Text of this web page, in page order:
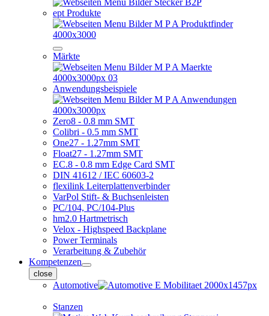
ept Produkte
Märkte
Anwendungsbeispiele
Zero8 - 0.8 mm SMT
Colibri - 0.5 mm SMT
One27 - 1.27mm SMT
Float27 - 1.27mm SMT
EC.8 - 0.8 mm Edge Card SMT
DIN 41612 / IEC 60603-2
flexilink Leiterplattenverbinder
VarPol Stift- & Buchsenleisten
PC/104, PC/104-Plus
hm2.0 Hartmetrisch
Velox - Highspeed Backplane
Power Terminals
Verarbeitung & Zubehör
Kompetenzen
close
Automotive
Stanzen